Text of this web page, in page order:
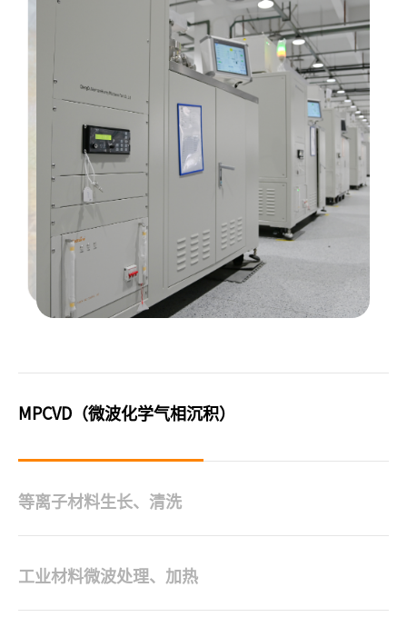
MPCVD（微波化学气相沉积）
等离子材料生长、清洗
工业材料微波处理、加热